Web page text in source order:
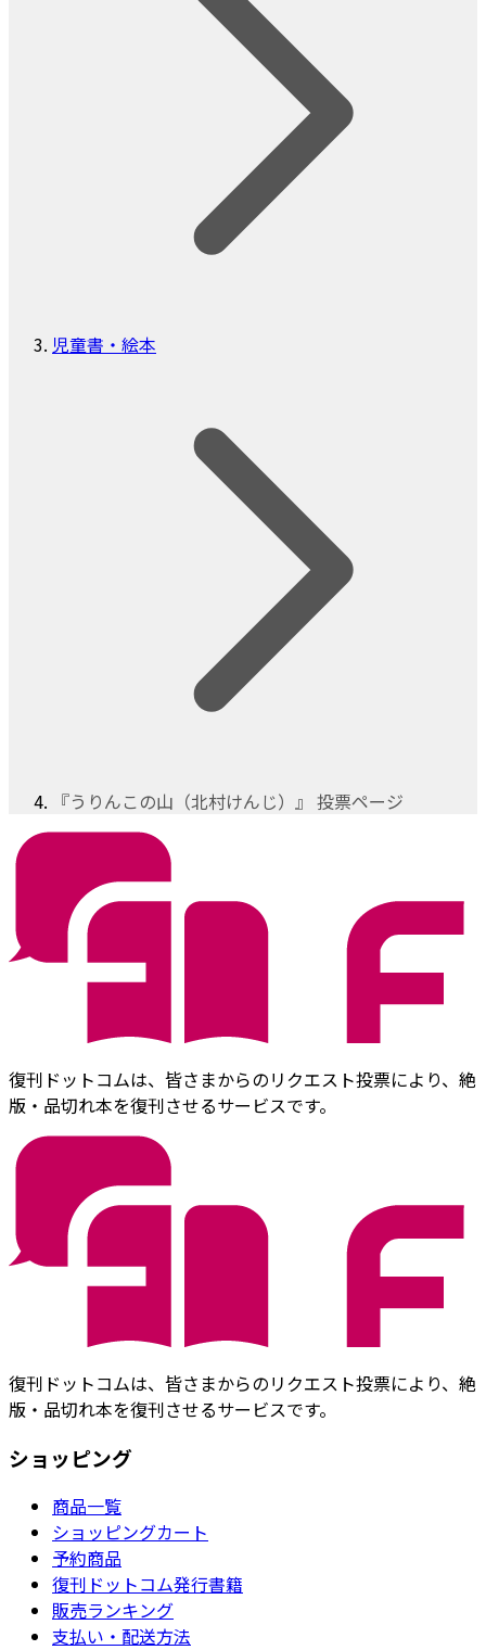
児童書・絵本
『うりんこの山（北村けんじ）』 投票ページ
復刊ドットコムは、皆さまからのリクエスト投票により、絶
版・品切れ本を復刊させるサービスです。
復刊ドットコムは、皆さまからのリクエスト投票により、絶
版・品切れ本を復刊させるサービスです。
ショッピング
商品一覧
ショッピングカート
予約商品
復刊ドットコム発行書籍
販売ランキング
支払い・配送方法